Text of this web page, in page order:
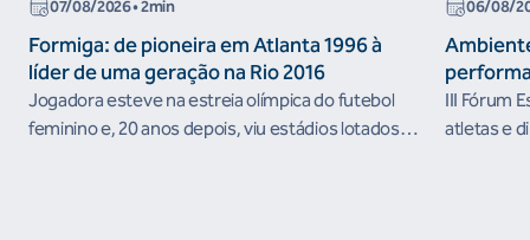
07/08/2026• 2min
Formiga: de pioneira em Atlanta 1996 à
líder de uma geração na Rio 2016
Jogadora esteve na estreia olímpica do futebol
feminino e, 20 anos depois, viu estádios lotados
06/08/
III Fórum
atletas e